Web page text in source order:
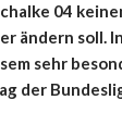
04
ändern soll.
sehr
der